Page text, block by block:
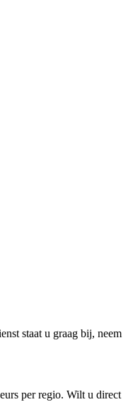
staat u graag bij, neem
per regio. Wilt u direct